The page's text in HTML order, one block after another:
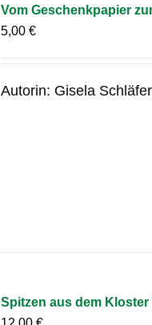
Vom Geschenkpapier
5,00€
Autorin: Gisela
Spitzen aus dem